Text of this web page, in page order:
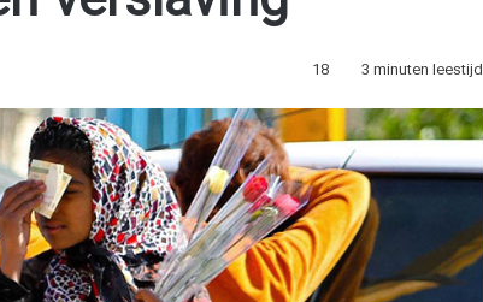
18 3 minuten leestijd